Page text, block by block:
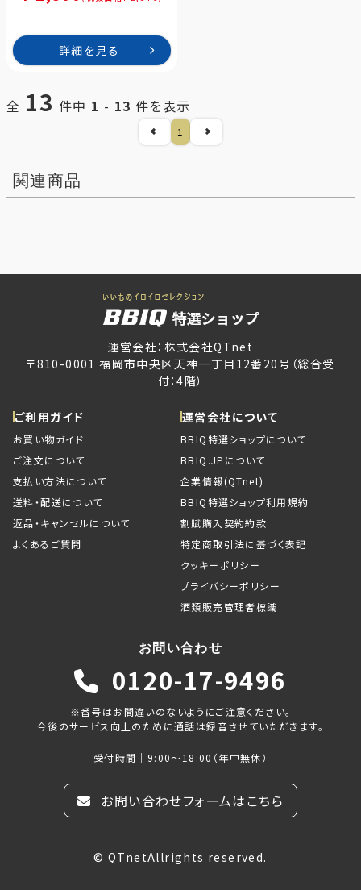
詳細を見る
全 13 件中 1 - 13 件を表示
1
関連商品
運営会社：株式会社QTnet
〒810-0001 福岡市中央区天神一丁目12番20号（総合受
付：4階）
ご利用ガイド
お買い物ガイド
ご注文について
支払い方法について
送料・配送について
返品・キャンセルについて
よくあるご質問
運営会社について
BBIQ特選ショップについて
BBIQ.JPについて
企業情報(QTnet)
BBIQ特選ショップ利用規約
割賦購入契約約款
特定商取引法に基づく表記
クッキーポリシー
プライバシーポリシー
酒類販売管理者標識
お問い合わせ
0120-17-9496
※番号はお間違いのないようにご注意ください。
今後のサービス向上のために通話は録音させていただきます。
受付時間｜9:00～18:00（年中無休）
お問い合わせフォームはこちら
© QTnetAllrights reserved.